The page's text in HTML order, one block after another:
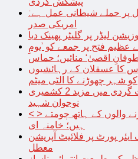
پر حملے شیطانی عمل ہے:
امریکی صدر
لیڈر پر گلیٹر پھینک دیا
عظیم فتح پر جمعے کو ’یومِ
اقصیٰ‘ منائیں؛ حماس
کا عسقلان کے رہائشیوں
کو شہر چھوڑنے کا الٹی میٹم
بھارتی فوج کی ریاستی دہشت گردی میں مزید 2 کشمیری
نوجوان شہید
< > صیہونی حکومت پر حملہ کرنے والوں کے ہاتھ چومتے
ہیں؛ خامنہ ای
پورٹ پر فلائیٹ آپریشن
معطل